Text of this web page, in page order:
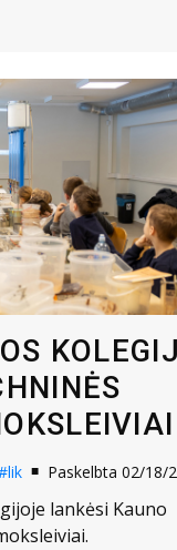
Paskelbta 02/18/
lankėsi Kauno